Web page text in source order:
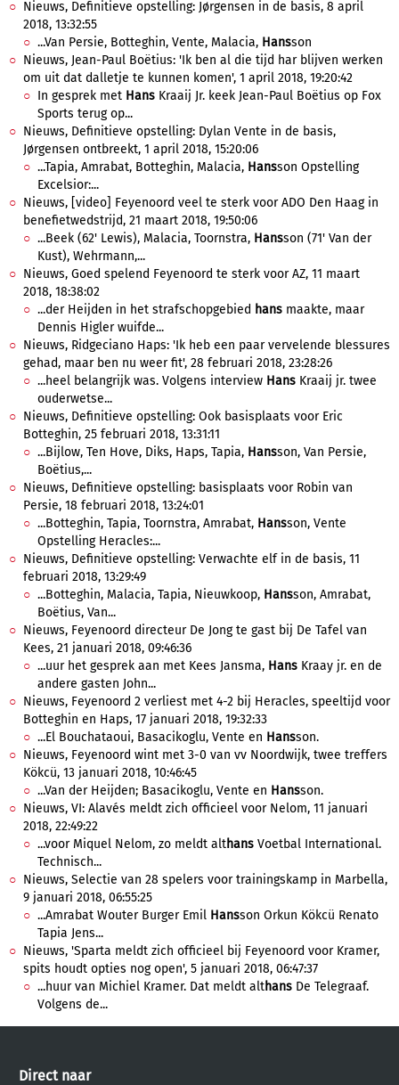
Nieuws, Definitieve opstelling: Jørgensen in de basis, 8 april
2018, 13:32:55
...Van Persie, Botteghin, Vente, Malacia, Hansson
Nieuws, Jean-Paul Boëtius: 'Ik ben al die tijd har blijven werken
om uit dat dalletje te kunnen komen', 1 april 2018, 19:20:42
In gesprek met Hans Kraaij Jr. keek Jean-Paul Boëtius op Fox
Sports terug op...
Nieuws, Definitieve opstelling: Dylan Vente in de basis,
Jørgensen ontbreekt, 1 april 2018, 15:20:06
...Tapia, Amrabat, Botteghin, Malacia, Hansson Opstelling
Excelsior:...
Nieuws, [video] Feyenoord veel te sterk voor ADO Den Haag in
benefietwedstrijd, 21 maart 2018, 19:50:06
...Beek (62' Lewis), Malacia, Toornstra, Hansson (71' Van der
Kust), Wehrmann,...
Nieuws, Goed spelend Feyenoord te sterk voor AZ, 11 maart
2018, 18:38:02
...der Heijden in het strafschopgebied hans maakte, maar
Dennis Higler wuifde...
Nieuws, Ridgeciano Haps: 'Ik heb een paar vervelende blessures
gehad, maar ben nu weer fit', 28 februari 2018, 23:28:26
...heel belangrijk was. Volgens interview Hans Kraaij jr. twee
ouderwetse...
Nieuws, Definitieve opstelling: Ook basisplaats voor Eric
Botteghin, 25 februari 2018, 13:31:11
...Bijlow, Ten Hove, Diks, Haps, Tapia, Hansson, Van Persie,
Boëtius,...
Nieuws, Definitieve opstelling: basisplaats voor Robin van
Persie, 18 februari 2018, 13:24:01
...Botteghin, Tapia, Toornstra, Amrabat, Hansson, Vente
Opstelling Heracles:...
Nieuws, Definitieve opstelling: Verwachte elf in de basis, 11
februari 2018, 13:29:49
...Botteghin, Malacia, Tapia, Nieuwkoop, Hansson, Amrabat,
Boëtius, Van...
Nieuws, Feyenoord directeur De Jong te gast bij De Tafel van
Kees, 21 januari 2018, 09:46:36
...uur het gesprek aan met Kees Jansma, Hans Kraay jr. en de
andere gasten John...
Nieuws, Feyenoord 2 verliest met 4-2 bij Heracles, speeltijd voor
Botteghin en Haps, 17 januari 2018, 19:32:33
...El Bouchataoui, Basacikoglu, Vente en Hansson.
Nieuws, Feyenoord wint met 3-0 van vv Noordwijk, twee treffers
Kökcü, 13 januari 2018, 10:46:45
...Van der Heijden; Basacikoglu, Vente en Hansson.
Nieuws, VI: Alavés meldt zich officieel voor Nelom, 11 januari
2018, 22:49:22
...voor Miquel Nelom, zo meldt althans Voetbal International.
Technisch...
Nieuws, Selectie van 28 spelers voor trainingskamp in Marbella,
9 januari 2018, 06:55:25
...Amrabat Wouter Burger Emil Hansson Orkun Kökcü Renato
Tapia Jens...
Nieuws, 'Sparta meldt zich officieel bij Feyenoord voor Kramer,
spits houdt opties nog open', 5 januari 2018, 06:47:37
...huur van Michiel Kramer. Dat meldt althans De Telegraaf.
Volgens de...
Direct naar